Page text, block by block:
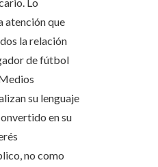
Lo
atención que
la relación
de fútbol
su lenguaje
en su
no como